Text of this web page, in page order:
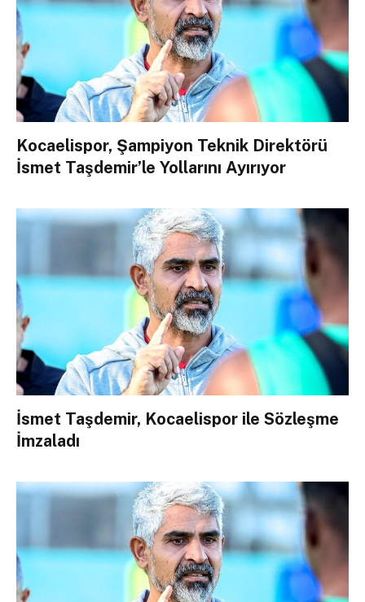
Kocaelispor, Şampiyon Teknik Direktörü
İsmet Taşdemir’le Yollarını Ayırıyor
İsmet Taşdemir, Kocaelispor ile Sözleşme
İmzaladı